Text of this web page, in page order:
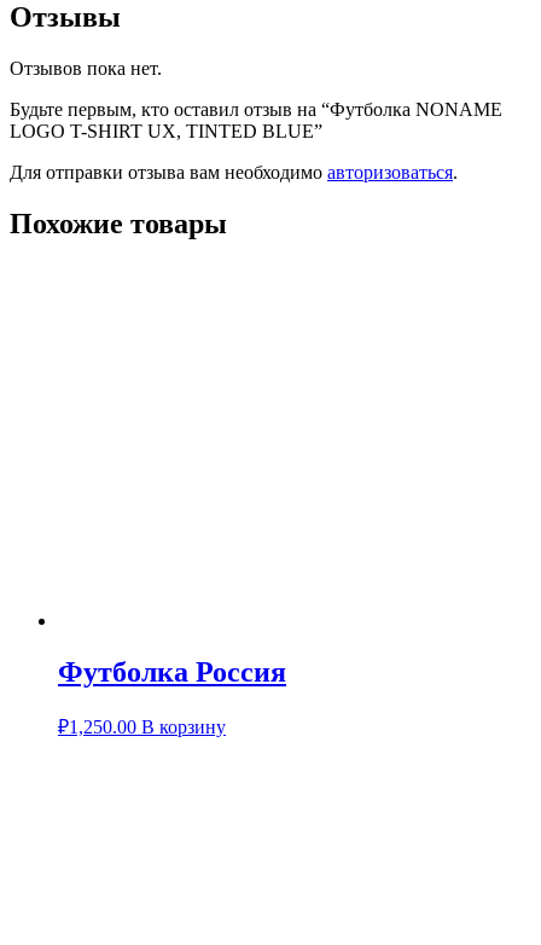
Отзывы
Отзывов пока нет.
Будьте первым, кто оставил отзыв на “Футболка NONAME
LOGO T-SHIRT UX, TINTED BLUE”
Для отправки отзыва вам необходимо авторизоваться.
Похожие товары
Футболка Россия
₽1,250.00 В корзину